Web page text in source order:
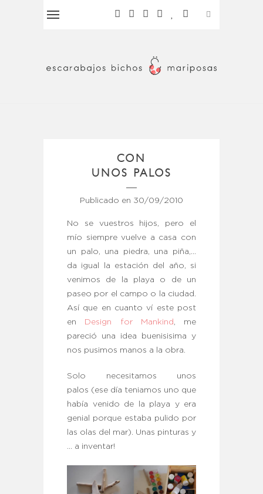
CON
UNOS PALOS
Publicado en 30/09/2010
No se vuestros hijos, pero el
mío siempre vuelve a casa con
un palo, una piedra, una piña,…
da igual la estación del año, si
venimos de la playa o de un
paseo por el campo o la ciudad.
Así que en cuanto ví este post
en
Design for Mankind
, me
pareció una idea buenisisima y
nos pusimos manos a la obra.
Solo necesitamos unos
palos (ese día teniamos uno que
había venido de la playa y era
genial porque estaba pulido por
las olas del mar). Unas pinturas y
… a inventar!